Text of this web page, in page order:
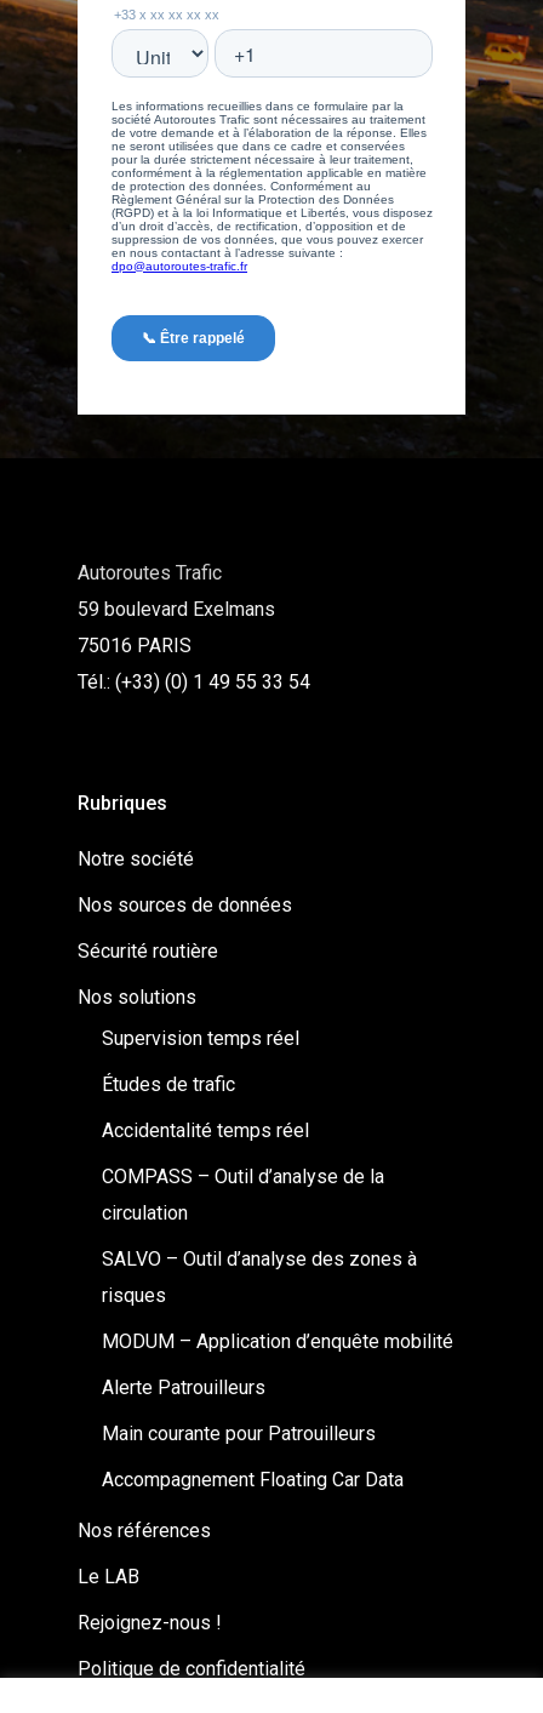
Autoroutes Trafic
59 boulevard Exelmans
75016 PARIS
Tél.: (+33) (0) 1 49 55 33 54
Rubriques
Notre société
Nos sources de données
Sécurité routière
Nos solutions
Supervision temps réel
Études de trafic
Accidentalité temps réel
COMPASS – Outil d’analyse de la
circulation
SALVO – Outil d’analyse des zones à
risques
MODUM – Application d’enquête mobilité
Alerte Patrouilleurs
Main courante pour Patrouilleurs
Accompagnement Floating Car Data
Nos références
Le LAB
Rejoignez-nous !
Politique de confidentialité